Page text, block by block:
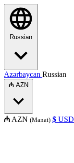
Russian
Azərbaycan Russian
₼ AZN
₼ AZN (Manat) $ USD